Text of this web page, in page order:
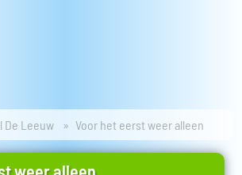
De Leeuw Voor het eerst weer alleen